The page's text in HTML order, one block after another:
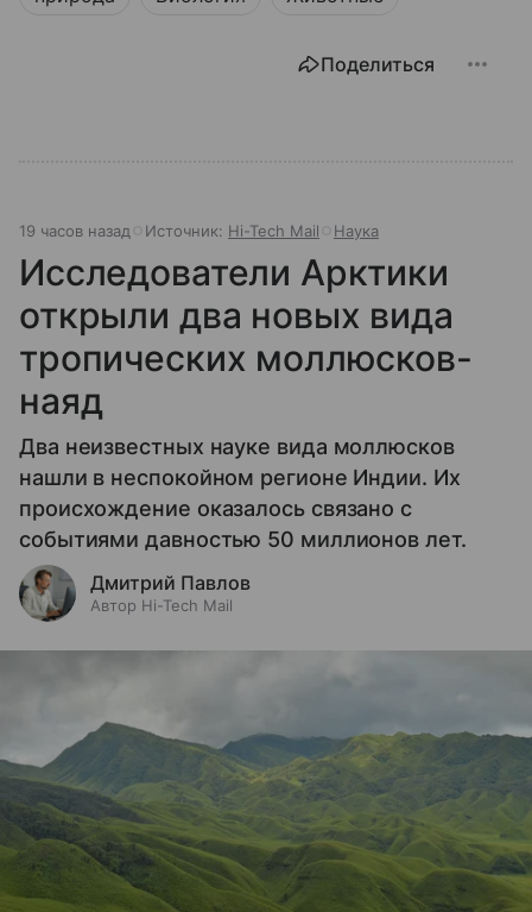
Поделиться
19 часов назад Источник: Hi-Tech Mail Наука
Исследователи Арктики
открыли два новых вида
тропических моллюсков-
наяд
Два неизвестных науке вида моллюсков
нашли в неспокойном регионе Индии. Их
происхождение оказалось связано с
событиями давностью 50 миллионов лет.
Дмитрий Павлов
Автор Hi-Tech Mail